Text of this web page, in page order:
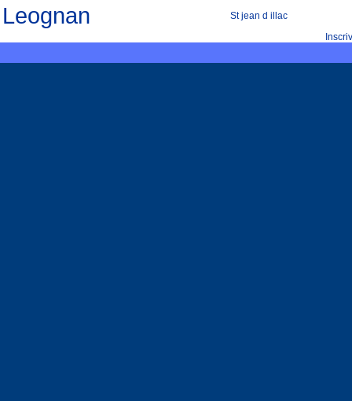
Leognan
St jean d illac